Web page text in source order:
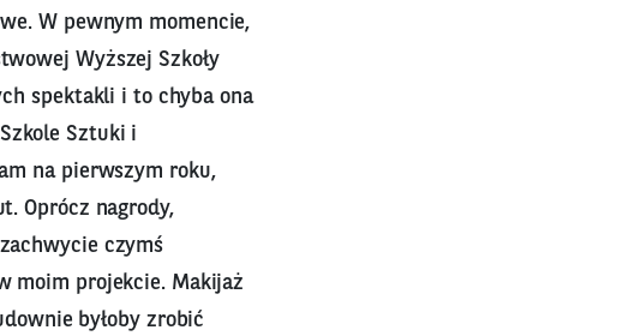
W pewnym momencie,
Wyższej Szkoły
spektakli i to chyba ona
Sztuki i
na pierwszym roku,
Oprócz nagrody,
czymś
moim projekcie. Makijaż
byłoby zrobić